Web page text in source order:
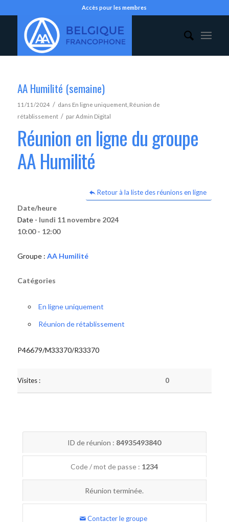
Accès pour les membres
AA Humilité (semaine)
11/11/2024 / dans En ligne uniquement, Réunion de
rétablissement / parAdmin Digital
Réunion en ligne du groupe
AA Humilité
Retour à la liste des réunions en ligne
Date/heure
Date - lundi 11 novembre 2024
10:00 - 12:00
Groupe : AA Humilité
Catégories
En ligne uniquement
Réunion de rétablissement
P46679/M33370/R33370
Visites : 0
ID de réunion : 84935493840
Code / mot de passe : 1234
Réunion terminée.
Contacter le groupe